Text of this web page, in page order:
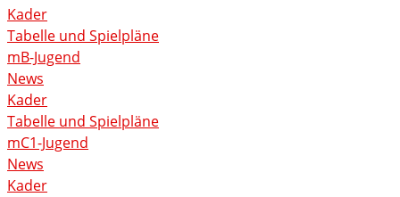
Kader
Tabelle und Spielpläne
mB-Jugend
News
Kader
Tabelle und Spielpläne
mC1-Jugend
News
Kader